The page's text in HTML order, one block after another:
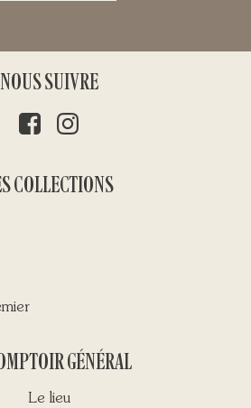
NOUS SUIVRE
COLLECTIONS
GÉNÉRAL
Le lieu